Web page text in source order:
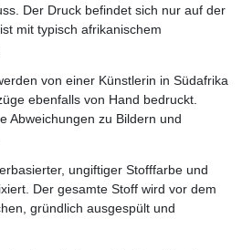
Der Druck befindet sich nur auf der
mit typisch afrikanischem
von einer Künstlerin in Südafrika
ebenfalls von Hand bedruckt.
Abweichungen zu Bildern und
ungiftiger Stofffarbe und
Der gesamte Stoff wird vor dem
gründlich ausgespült und